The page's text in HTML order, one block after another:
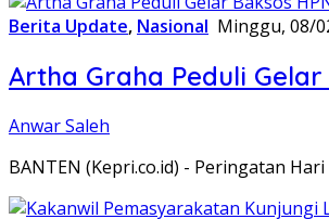
Berita Update, Nasional Minggu, 08/
Artha Graha Peduli
Anwar Saleh
BANTEN (Kepri.co.id) - Peringatan